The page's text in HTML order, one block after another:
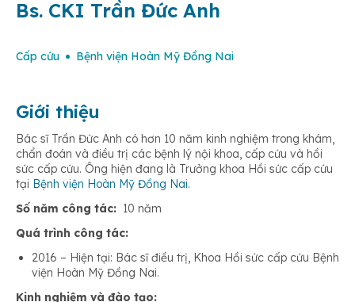
Bs. CKI Trần Đức Anh
Cấp cứu Bệnh viện Hoàn Mỹ Đồng Nai
Giới thiệu
Bác sĩ Trần Đức Anh có hơn 10 năm kinh nghiệm trong khám,
chẩn đoán và điều trị các bệnh lý nội khoa, cấp cứu và hồi
sức cấp cứu. Ông hiện đang là Trưởng khoa Hồi sức cấp cứu
tại Bệnh viện Hoàn Mỹ Đồng Nai.
Số năm công tác: 10 năm
Quá trình công tác:
2016 – Hiện tại: Bác sĩ điều trị, Khoa Hồi sức cấp cứu Bệnh
viện Hoàn Mỹ Đồng Nai.
Kinh nghiệm và đào tạo: